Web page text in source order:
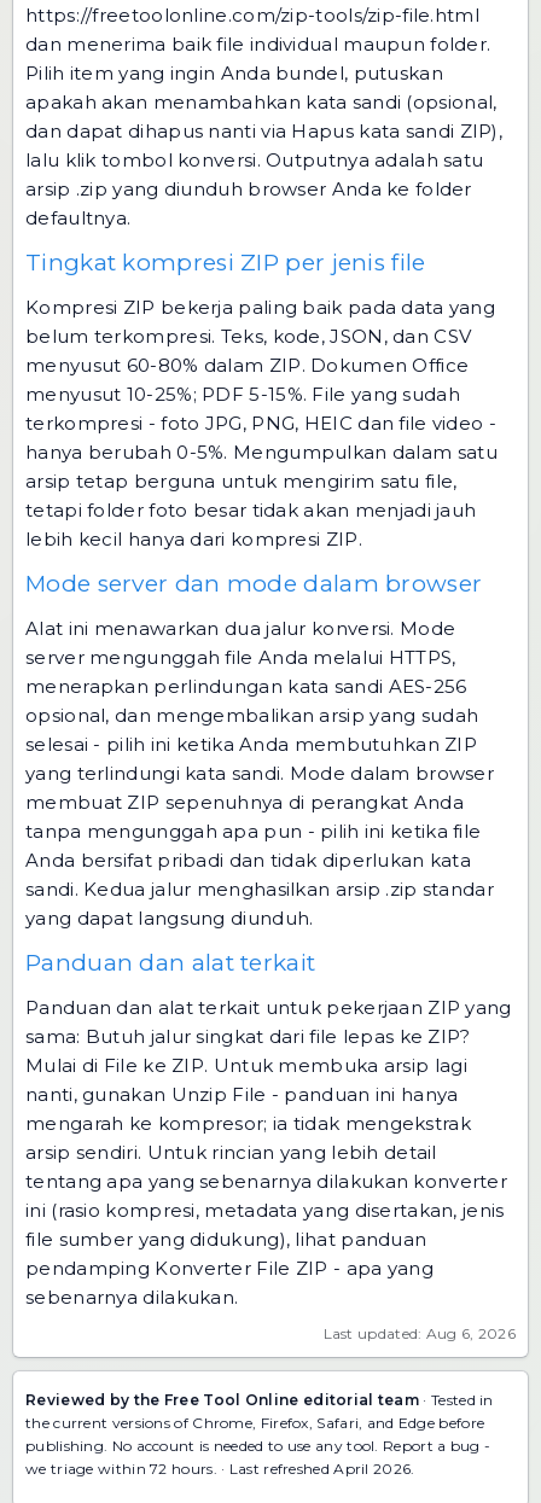
https://freetoolonline.com/zip-tools/zip-file.html
dan menerima baik file individual maupun folder.
Pilih item yang ingin Anda bundel, putuskan
apakah akan menambahkan kata sandi (opsional,
dan dapat dihapus nanti via Hapus kata sandi ZIP),
lalu klik tombol konversi. Outputnya adalah satu
arsip .zip yang diunduh browser Anda ke folder
defaultnya.
Tingkat kompresi ZIP per jenis file
Kompresi ZIP bekerja paling baik pada data yang
belum terkompresi. Teks, kode, JSON, dan CSV
menyusut 60-80% dalam ZIP. Dokumen Office
menyusut 10-25%; PDF 5-15%. File yang sudah
terkompresi - foto JPG, PNG, HEIC dan file video -
hanya berubah 0-5%. Mengumpulkan dalam satu
arsip tetap berguna untuk mengirim satu file,
tetapi folder foto besar tidak akan menjadi jauh
lebih kecil hanya dari kompresi ZIP.
Mode server dan mode dalam browser
Alat ini menawarkan dua jalur konversi. Mode
server mengunggah file Anda melalui HTTPS,
menerapkan perlindungan kata sandi AES-256
opsional, dan mengembalikan arsip yang sudah
selesai - pilih ini ketika Anda membutuhkan ZIP
yang terlindungi kata sandi. Mode dalam browser
membuat ZIP sepenuhnya di perangkat Anda
tanpa mengunggah apa pun - pilih ini ketika file
Anda bersifat pribadi dan tidak diperlukan kata
sandi. Kedua jalur menghasilkan arsip .zip standar
yang dapat langsung diunduh.
Panduan dan alat terkait
Panduan dan alat terkait untuk pekerjaan ZIP yang
sama: Butuh jalur singkat dari file lepas ke ZIP?
Mulai di File ke ZIP. Untuk membuka arsip lagi
nanti, gunakan Unzip File - panduan ini hanya
mengarah ke kompresor; ia tidak mengekstrak
arsip sendiri. Untuk rincian yang lebih detail
tentang apa yang sebenarnya dilakukan konverter
ini (rasio kompresi, metadata yang disertakan, jenis
file sumber yang didukung), lihat panduan
pendamping Konverter File ZIP - apa yang
sebenarnya dilakukan.
Last updated: Aug 6, 2026
Reviewed by the Free Tool Online editorial team · Tested in
the current versions of Chrome, Firefox, Safari, and Edge before
publishing. No account is needed to use any tool. Report a bug -
we triage within 72 hours. · Last refreshed April 2026.